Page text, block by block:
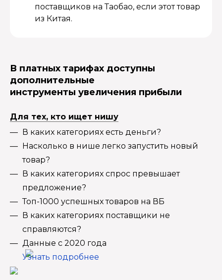
поставщиков на Таобао, если этот товар
из Китая.
В платных тарифах доступны
дополнительные
инструменты увеличения прибыли
Для тех, кто ищет нишу
В каких категориях есть деньги?
Насколько в нише легко запустить новый
товар?
В каких категориях спрос превышает
предложение?
Топ-1000 успешных товаров на ВБ
В каких категориях поставщики не
справляются?
Данные с 2020 года
Узнать подробнее